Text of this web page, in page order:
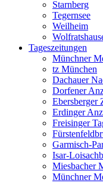
Starnberg
Tegernsee
Weilheim
Tageszeitungen
Münchner
tz München
Dachauer
Dorfener
Ebersberger
Erdinger
Freisinger
Garmisch-
Isar-
Miesbacher
Münchner